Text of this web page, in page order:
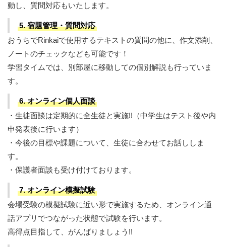
動し、質問対応もいたします。
5. 宿題管理・質問対応
おうちでRinkaiで使用するテキストの質問の他に、作文添削、
ノートのチェックなども可能です！
学習タイムでは、別部屋に移動しての個別解説も行っていま
す。
6. オンライン個人面談
・生徒面談は定期的に全生徒と実施!!（中学生はテスト後や内
申発表後に行います）
・今後の目標や課題について、生徒に合わせてお話ししま
す。
・保護者面談も受け付けております。
7. オンライン模擬試験
会場受験の模擬試験に近い形で実施するため、オンライン通
話アプリでつながった状態で試験を行います。
高得点目指して、がんばりましょう!!